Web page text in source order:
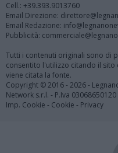
Cell.: +39.393.9013760
Email Direzione:
Email Redazione:
Pubblicità:
Tutti i contenuti originali sono di
consentito l'utilizzo citando il
viene citata la fonte.
Copyright © 2016 - 2026 -
Network s.r.l. - P.Iva 03068650120
Imp. Cookie - Cookie - Privacy